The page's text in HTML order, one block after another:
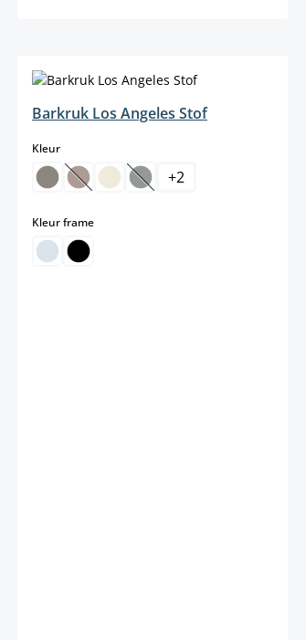
Barkruk Los Angeles Stof
Kleurselect
(Deze optie is momenteel niet
(Deze optie is momenteel
+2
Kleur frameselect